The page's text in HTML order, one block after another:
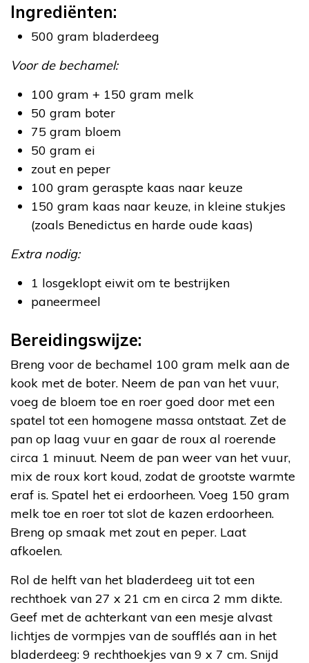
Ingrediënten:
500 gram bladerdeeg
Voor de bechamel:
100 gram + 150 gram melk
50 gram boter
75 gram bloem
50 gram ei
zout en peper
100 gram geraspte kaas naar keuze
150 gram kaas naar keuze, in kleine stukjes
(zoals Benedictus en harde oude kaas)
Extra nodig:
1 losgeklopt eiwit om te bestrijken
paneermeel
Bereidingswijze:
Breng voor de bechamel 100 gram melk aan de
kook met de boter. Neem de pan van het vuur,
voeg de bloem toe en roer goed door met een
spatel tot een homogene massa ontstaat. Zet de
pan op laag vuur en gaar de roux al roerende
circa 1 minuut. Neem de pan weer van het vuur,
mix de roux kort koud, zodat de grootste warmte
eraf is. Spatel het ei erdoorheen. Voeg 150 gram
melk toe en roer tot slot de kazen erdoorheen.
Breng op smaak met zout en peper. Laat
afkoelen.
Rol de helft van het bladerdeeg uit tot een
rechthoek van 27 x 21 cm en circa 2 mm dikte.
Geef met de achterkant van een mesje alvast
lichtjes de vormpjes van de soufflés aan in het
bladerdeeg: 9 rechthoekjes van 9 x 7 cm. Snijd